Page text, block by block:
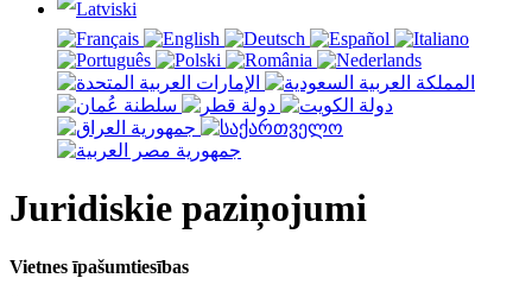
Juridiskie paziņojumi
Vietnes īpašumtiesības